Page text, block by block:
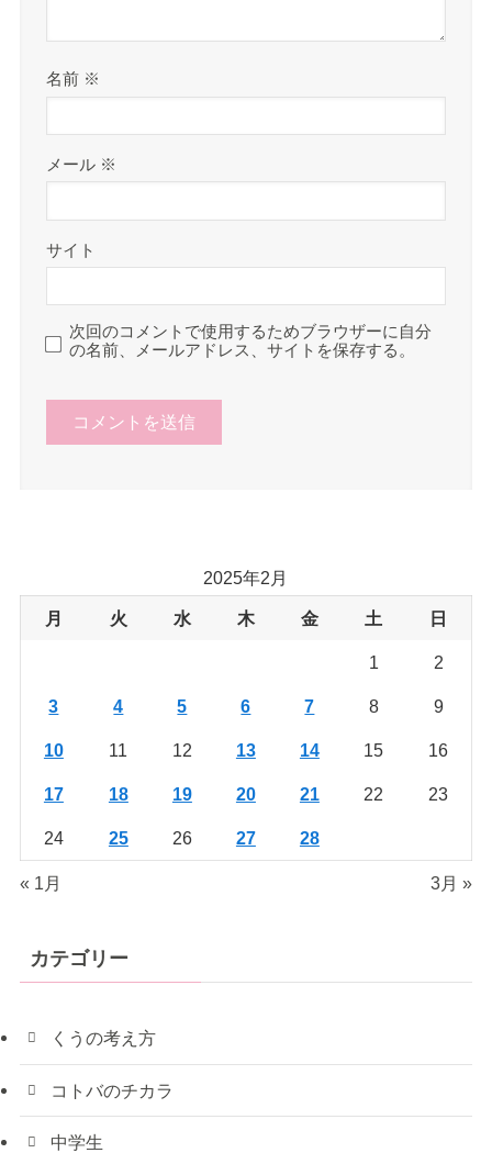
名前 ※
メール ※
サイト
次回のコメントで使用するためブラウザーに自分
の名前、メールアドレス、サイトを保存する。
2025年2月
月 火 水 木 金 土 日
1 2
3 4 5 6 7 8 9
10 11 12 13 14 15 16
17 18 19 20 21 22 23
24 25 26 27 28
« 1月 3月 »
カテゴリー
くうの考え方
コトバのチカラ
中学生